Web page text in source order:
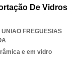
De Vidros
UNIAO FREGUESIAS
e em vidro